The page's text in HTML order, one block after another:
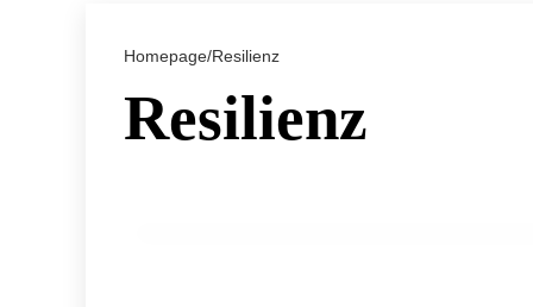
Homepage/Resilienz
Resilienz